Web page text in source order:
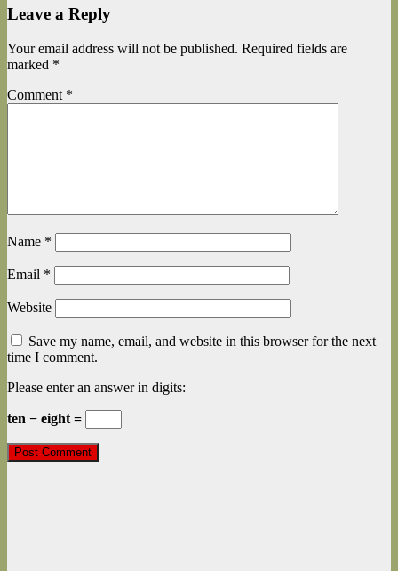
Leave a Reply
Your email address will not be published. Required fields are
marked *
Comment *
Name *
Email *
Website
Save my name, email, and website in this browser for the next
time I comment.
Please enter an answer in digits:
ten − eight =